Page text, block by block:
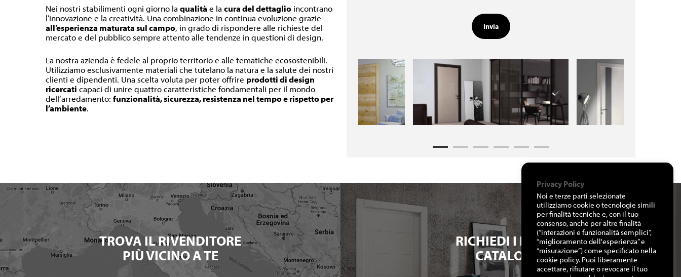
Nei nostri stabilimenti ogni giorno laqualità e lacura del dettaglio incontrano
l’innovazione e la creatività. Una combinazione in continua evoluzione grazie
all’esperienza maturata sul campo, in grado di rispondere alle richieste del
mercato e del pubblico sempre attento alle tendenze in questioni di design.
La nostra azienda è fedele al proprio territorio e alle tematiche ecosostenibili.
Utilizziamo esclusivamente materiali che tutelano la natura e la salute dei nostri
clienti e dipendenti. Una scelta voluta per poter offrire prodotti di design
ricercati capaci di unire quattro caratteristiche fondamentali per il mondo
dell’arredamento:funzionalità, sicurezza, resistenza nel tempo e rispetto per
l’ambiente.
TROVA IL RIVENDITORE
PIÙ VICINO A TE
RICHIEDI I NOSTRI
CATALOGHI
Privacy Policy
Noi e terze parti selezionate
utilizziamo cookie o tecnologie simili
per finalità tecniche e, con il tuo
consenso, anche per altre finalità
(“interazioni e funzionalità semplici”,
“miglioramento dell'esperienza” e
“misurazione”) come specificato nella
cookie policy. Puoi liberamente
accettare, rifiutare o revocare il tuo